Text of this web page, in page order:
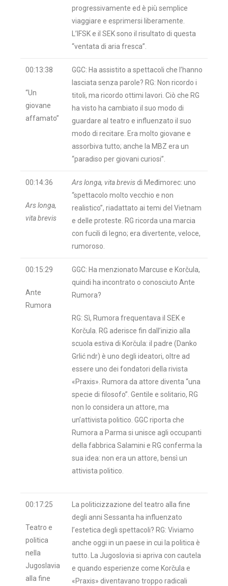
progressivamente ed è più semplice
viaggiare e esprimersi liberamente.
L’IFSK e il SEK sono il risultato di questa
“ventata di aria fresca”.
00:13:38
“Un
giovane
affamato”
GGC: Ha assistito a spettacoli che l’hanno
lasciata senza parole? RG: Non ricordo i
titoli, ma ricordo ottimi lavori. Ciò che RG
ha visto ha cambiato il suo modo di
guardare al teatro e influenzato il suo
modo di recitare. Era molto giovane e
assorbiva tutto; anche la MBZ era un
“paradiso per giovani curiosi”.
00:14:36
Ars longa,
vita brevis
Ars longa, vita brevis di Međimorec: uno
“spettacolo molto vecchio e non
realistico”, riadattato ai temi del Vietnam
e delle proteste. RG ricorda una marcia
con fucili di legno; era divertente, veloce,
rumoroso.
00:15:29
Ante
Rumora
GGC: Ha menzionato Marcuse e Korčula,
quindi ha incontrato o conosciuto Ante
Rumora?
RG: Sì, Rumora frequentava il SEK e
Korčula. RG aderisce fin dall’inizio alla
scuola estiva di Korčula: il padre (Danko
Grlić ndr) è uno degli ideatori, oltre ad
essere uno dei fondatori della rivista
«Praxis». Rumora da attore diventa “una
specie di filosofo”. Gentile e solitario, RG
non lo considera un attore, ma
un’attivista politico. GGC riporta che
Rumora a Parma si unisce agli occupanti
della fabbrica Salamini e RG conferma la
sua idea: non era un attore, bensì un
attivista politico.
00:17:25
Teatro e
politica
nella
Jugoslavia
alla fine
La politicizzazione del teatro alla fine
degli anni Sessanta ha influenzato
l’estetica degli spettacoli? RG: Viviamo
anche oggi in un paese in cui la politica è
tutto. La Jugoslovia si apriva con cautela
e quando esperienze come Korčula e
«Praxis» diventavano troppo radicali